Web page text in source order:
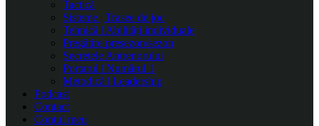
Tactică
Sisteme | Trasee de joc
Tehnică | Abilități individuale
Pregătire presezon/sezon
Secretele Antrenorului
Portarul | Numărul 1
Metodică | Leadership
Podcast
Contact
Contul meu